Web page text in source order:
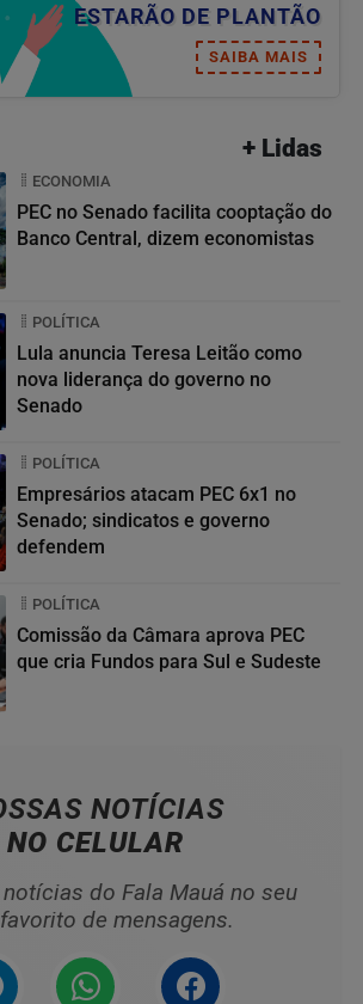
ESTARÃO DE PLANTÃO
SAIBA MAIS
+ Lidas
ECONOMIA
PEC no Senado facilita cooptação do
Banco Central, dizem economistas
POLÍTICA
Lula anuncia Teresa Leitão como
nova liderança do governo no
Senado
POLÍTICA
Empresários atacam PEC 6x1 no
Senado; sindicatos e governo
defendem
POLÍTICA
Comissão da Câmara aprova PEC
que cria Fundos para Sul e Sudeste
NOTÍCIAS
NO CELULAR
notícias do Fala Mauá no seu
de mensagens.